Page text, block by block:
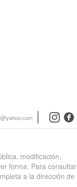
modificación,
forma. Para consultar
a la dirección de